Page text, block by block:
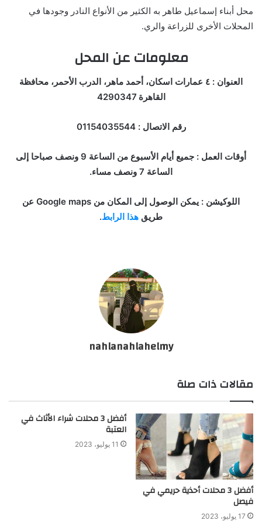
محل أبناء إسماعيل طاهر به الكثير من الأنواع النادر وجودها في
المحلات الأخرى للزراعة والري.
معلومات عن المحل
العنوان : ٤ عمارات اسكان، أحمد ماهر، الدرب الأحمر، محافظة
القاهرة 4290347
رقم الاتصال : 01154035544
أوقات العمل : جميع أيام الأسبوع من الساعة 9 ونصف صباحا إلى
الساعة 7 ونصف مساء.
اللوكيشن : يمكن الوصول إلى المكان من Google maps عن
طريق هذا الرابط.
nahlanahlahelmy
مقالات ذات صلة
أفضل 3 محلات أحذية حريمي في
فيصل
17 يوليو، 2023
أفضل 3 محلات شراء الأثاث في
العتبة
11 يوليو، 2023